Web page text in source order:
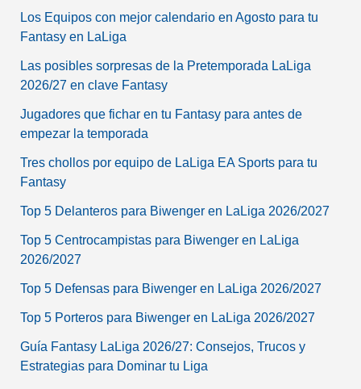
Los Equipos con mejor calendario en Agosto para tu
Fantasy en LaLiga
Las posibles sorpresas de la Pretemporada LaLiga
2026/27 en clave Fantasy
Jugadores que fichar en tu Fantasy para antes de
empezar la temporada
Tres chollos por equipo de LaLiga EA Sports para tu
Fantasy
Top 5 Delanteros para Biwenger en LaLiga 2026/2027
Top 5 Centrocampistas para Biwenger en LaLiga
2026/2027
Top 5 Defensas para Biwenger en LaLiga 2026/2027
Top 5 Porteros para Biwenger en LaLiga 2026/2027
Guía Fantasy LaLiga 2026/27: Consejos, Trucos y
Estrategias para Dominar tu Liga